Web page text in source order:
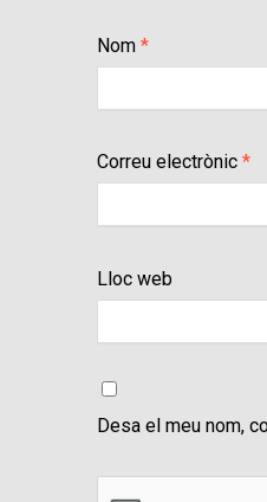
Nom *
Correu electrònic *
Lloc web
Desa el meu nom,